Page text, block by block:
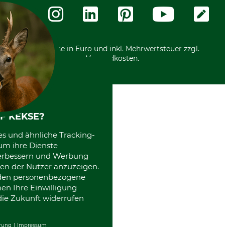
Zahlungsarten
Community
International
*Alle Preise in Euro und inkl. Mehrwertsteuer zzgl.
Versandkosten.
KEKSE?
und ähnliche Tracking-
ihre Dienste
und Werbung
der Nutzer anzuzeigen.
personenbezogene
Ihre Einwilligung
Zukunft widerrufen
Impressum